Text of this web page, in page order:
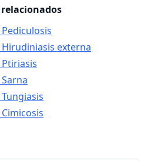
relacionados
Pediculosis
Hirudiniasis externa
Ptiriasis
Tungiasis
Cimicosis